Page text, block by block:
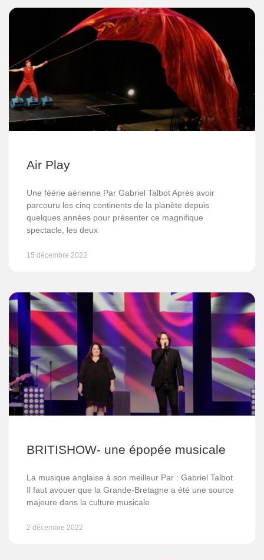
Air Play
Une féérie aérienne Par Gabriel Talbot Après avoir
parcouru les cinq continents de la planète depuis
quelques années pour présenter ce magnifique
spectacle, les deux
15 décembre 2022
BRITISHOW- une épopée musicale
La musique anglaise à son meilleur Par : Gabriel Talbot
Il faut avouer que la Grande-Bretagne a été une source
majeure dans la culture musicale
2 décembre 2022